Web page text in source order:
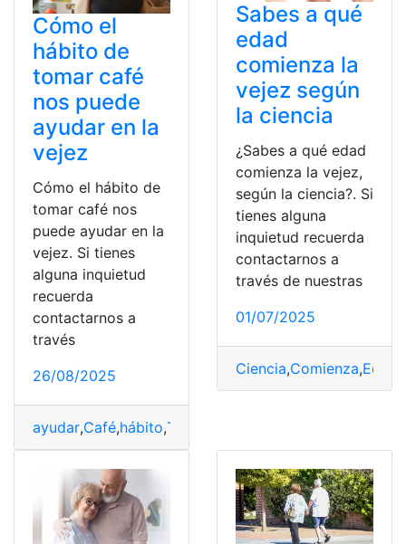
Cómo el
hábito de
tomar café
nos puede
ayudar en la
vejez
Cómo el hábito de
tomar café nos
puede ayudar en la
vejez. Si tienes
alguna inquietud
recuerda
contactarnos a
través
26/08/2025
ayudar,Café,hábito,Tomar
Sabes a qué
edad
comienza la
vejez según
la ciencia
¿Sabes a qué edad
comienza la vejez,
según la ciencia?. Si
tienes alguna
inquietud recuerda
contactarnos a
través de nuestras
01/07/2025
Ciencia,Comienza,Edad